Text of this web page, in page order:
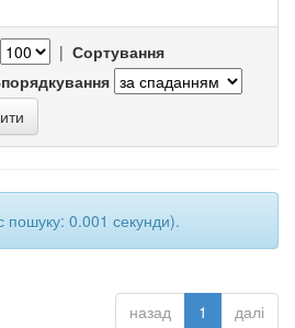
| Сортування
пошуку: 0.001 секунди).
назад 1 далі